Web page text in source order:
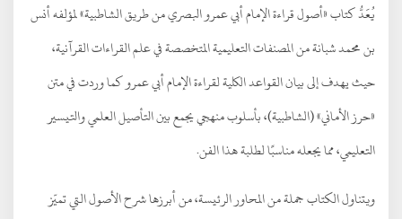
يُعَدُّ كتاب «أصول قراءة الإمام أبي عمرو البصري من طريق الشاطبية» لمؤلفه أنس
بن محمد شبانة من المصنفات التعليمية المتخصصة في علم القراءات القرآنية،
حيث يهدف إلى بيان القواعد الكلية لقراءة الإمام أبي عمرو كما وردت في متن
«حرز الأماني» (الشاطبية)، بأسلوب منهجي يجمع بين التأصيل العلمي والتيسير
التعليمي، مما يجعله مناسبًا لطلبة هذا الفن.
ويتناول الكتاب جملة من المحاور الرئيسة، من أبرزها شرح الأصول التي تميّز